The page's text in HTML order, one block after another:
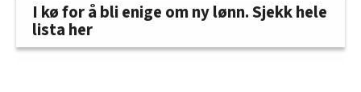
I kø for å bli enige om ny lønn. Sjekk hele
lista her